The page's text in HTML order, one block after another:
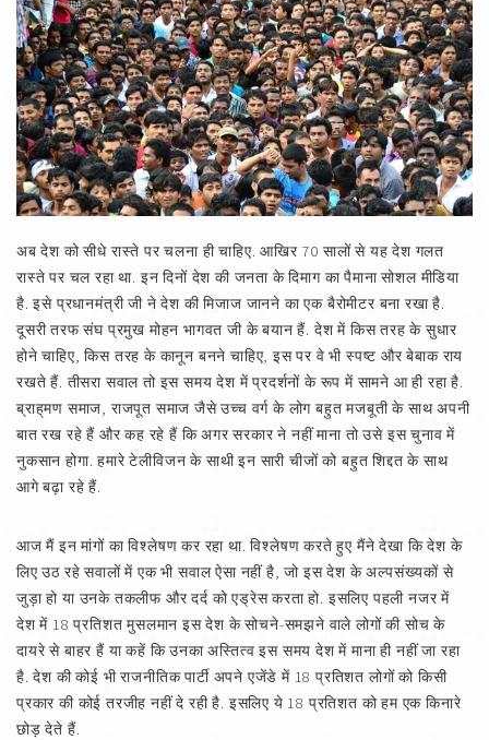
अब देश को सीधे रास्ते पर चलना ही चाहिए. आखिर 70 सालों से यह देश गलत
रास्ते पर चल रहा था. इन दिनों देश की जनता के दिमाग का पैमाना सोशल मीडिया
है. इसे प्रधानमंत्री जी ने देश की मिजाज जानने का एक बैरोमीटर बना रखा है.
दूसरी तरफ संघ प्रमुख मोहन भागवत जी के बयान हैं. देश में किस तरह के सुधार
होने चाहिए, किस तरह के कानून बनने चाहिए, इस पर वे भी स्पष्ट और बेबाक राय
रखते हैं. तीसरा सवाल तो इस समय देश में प्रदर्शनों के रूप में सामने आ ही रहा है.
ब्राह्‌मण समाज, राजपूत समाज जैसे उच्च वर्ग के लोग बहुत मजबूती के साथ अपनी
बात रख रहे हैं और कह रहे हैं कि अगर सरकार ने नहीं माना तो उसे इस चुनाव में
नुकसान होगा. हमारे टेलीविजन के साथी इन सारी चीजों को बहुत शिद्दत के साथ
आगे बढ़ा रहे हैं.
आज मैं इन मांगों का विश्लेषण कर रहा था. विश्लेषण करते हुए मैंने देखा कि देश के
लिए उठ रहे सवालों में एक भी सवाल ऐसा नहीं है, जो इस देश के अल्पसंख्यकों से
जुड़ा हो या उनके तकलीफ और दर्द को एड्रेस करता हो. इसलिए पहली नजर में
देश में 18 प्रतिशत मुसलमान इस देश के सोचने-समझने वाले लोगों की सोच के
दायरे से बाहर हैं या कहें कि उनका अस्तित्व इस समय देश में माना ही नहीं जा रहा
है. देश की कोई भी राजनीतिक पार्टी अपने एजेंडे में 18 प्रतिशत लोगों को किसी
प्रकार की कोई तरजीह नहीं दे रही है. इसलिए ये 18 प्रतिशत को हम एक किनारे
छोड़ देते हैं.